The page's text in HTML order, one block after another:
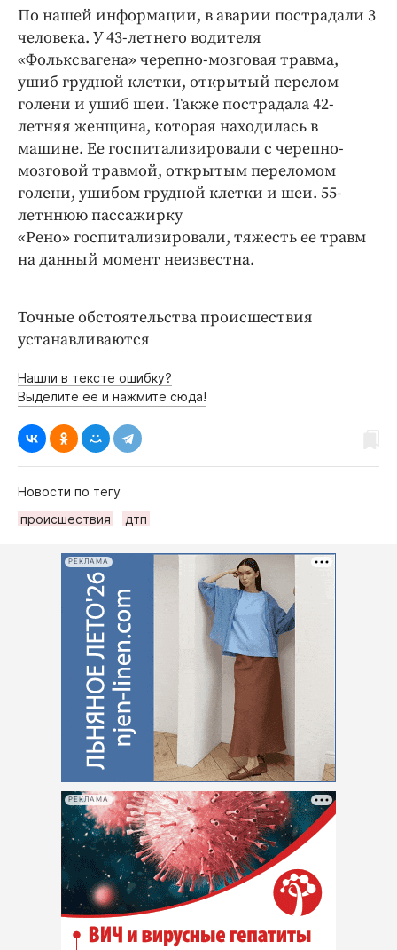
По нашей информации, в аварии пострадали 3
человека. У 43-летнего водителя
«Фольксвагена» черепно-мозговая травма,
ушиб грудной клетки, открытый перелом
голени и ушиб шеи. Также пострадала 42-
летняя женщина, которая находилась в
машине. Ее госпитализировали с черепно-
мозговой травмой, открытым переломом
голени, ушибом грудной клетки и шеи. 55-
летннюю пассажирку
«Рено» госпитализировали, тяжесть ее травм
на данный момент неизвестна.
Точные обстоятельства происшествия
устанавливаются
Нашли в тексте ошибку?
Выделите её и нажмите сюда!
Новости по тегу
происшествия
дтп
РЕКЛАМА
РЕКЛАМА